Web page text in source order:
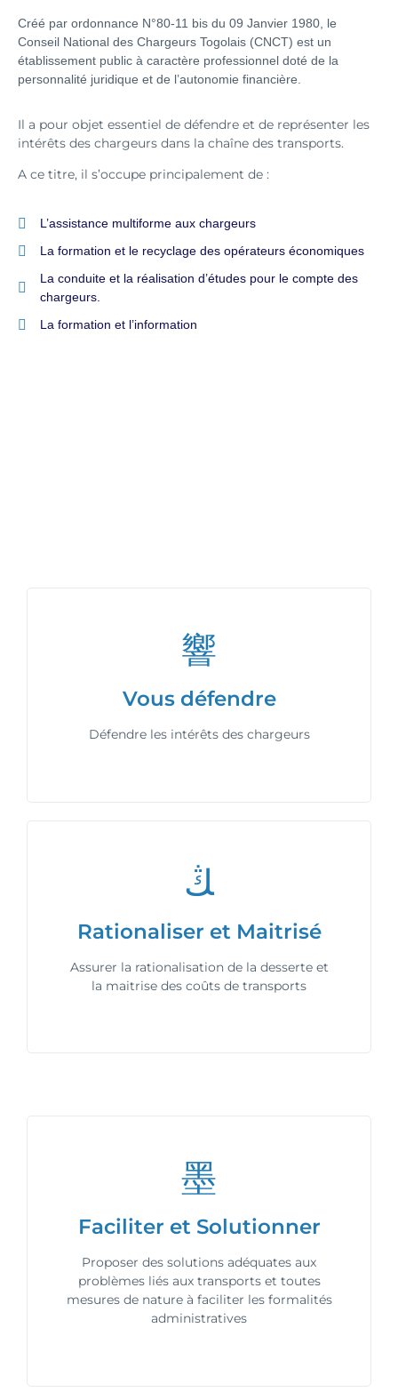
Créé par ordonnance N°80-11 bis du 09 Janvier 1980, le
Conseil National des Chargeurs Togolais (CNCT) est un
établissement public à caractère professionnel doté de la
personnalité juridique et de l’autonomie financière.
Il a pour objet essentiel de défendre et de représenter les
intérêts des chargeurs dans la chaîne des transports.
A ce titre, il s’occupe principalement de :
L’assistance multiforme aux chargeurs
La formation et le recyclage des opérateurs économiques
La conduite et la réalisation d’études pour le compte des
chargeurs.
La formation et l’information
Vous défendre
Défendre les intérêts des chargeurs
Rationaliser et Maitrisé
Assurer la rationalisation de la desserte et
la maitrise des coûts de transports
Faciliter et Solutionner
Proposer des solutions adéquates aux
problèmes liés aux transports et toutes
mesures de nature à faciliter les formalités
administratives